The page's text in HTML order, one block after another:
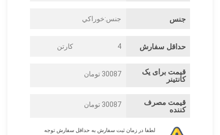
جنس جنس:خوراکي
حداقل سفارش 4 کارتن
قیمت برای یک
کانتینر
30087 تومان
قیمت مصرف
کننده
30087 تومان
لطفا در زمان ثبت سفارش به حداقل سفارش توجه